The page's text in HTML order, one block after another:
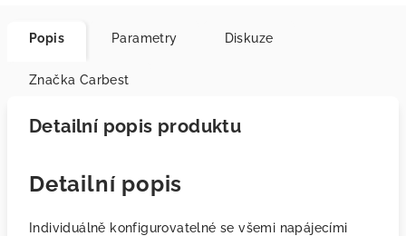
Popis Parametry Diskuze
Značka Carbest
Detailní popis produktu
Detailní popis
Individuálně konfigurovatelné se všemi napájecími